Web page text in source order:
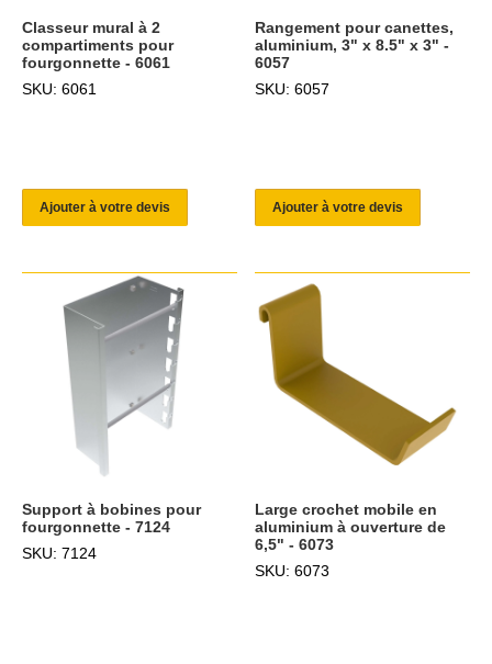
Classeur mural à 2
compartiments pour
fourgonnette - 6061
SKU: 6061
Ajouter à votre devis
Rangement pour canettes,
aluminium, 3" x 8.5" x 3" -
6057
SKU: 6057
Ajouter à votre devis
Support à bobines pour
fourgonnette - 7124
SKU: 7124
Large crochet mobile en
aluminium à ouverture de
6,5" - 6073
SKU: 6073